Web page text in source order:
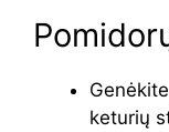
keturių